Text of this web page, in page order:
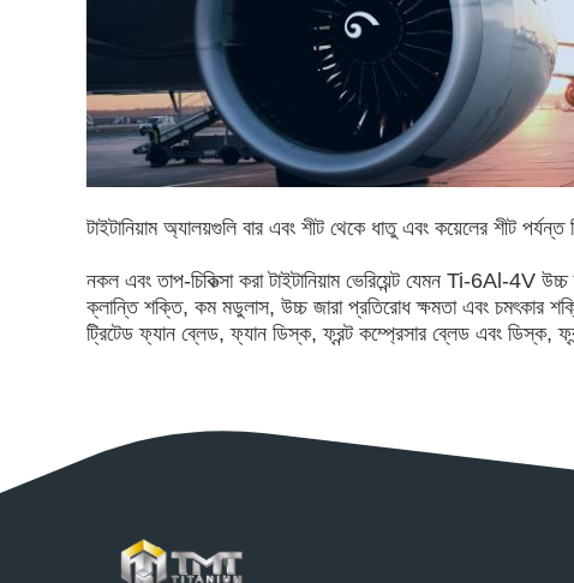
টাইটানিয়াম অ্যালয়গুলি বার এবং শীট থেকে ধাতু এবং কয়েলের শীট
নকল এবং তাপ-চিকিত্সা করা টাইটানিয়াম ভেরিয়েন্ট যেমন Ti-6Al-4V
ক্লান্তি শক্তি, কম মডুলাস, উচ্চ জারা প্রতিরোধ ক্ষমতা এবং চমৎকার
ট্রিটেড ফ্যান ব্লেড, ফ্যান ডিস্ক, ফ্রন্ট কম্প্রেসার ব্লেড এবং ডিস্ক,